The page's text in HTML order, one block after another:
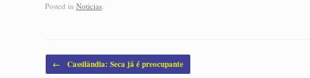
Posted in Noticias.
Post navigation
← Cassilândia: Seca já é preocupante